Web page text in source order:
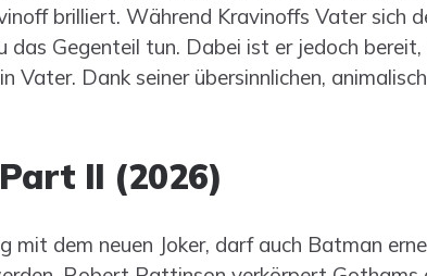
brilliert. Während Kravinoffs Vater sich
das Gegenteil tun. Dabei ist er jedoch
Vater. Dank seiner übersinnlichen,
II (2026)
mit dem neuen Joker, darf auch Batman